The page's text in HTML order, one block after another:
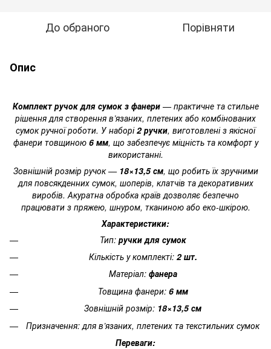
До обраного Порівняти
Опис
Комплект ручок для сумок з фанери— практичне та стильне
рішення для створення в’язаних, плетених або комбінованих
сумок ручної роботи. У наборі2 ручки, виготовлені з якісної
фанери товщиною 6 мм, що забезпечує міцність та комфорт у
використанні.
Зовнішній розмір ручок — 18×13,5 см, що робить їх зручними
для повсякденних сумок, шоперів, клатчів та декоративних
виробів. Акуратна обробка країв дозволяє безпечно
працювати з пряжею, шнуром, тканиною або еко-шкірою.
Характеристики:
Тип: ручки для сумок
Кількість у комплекті: 2 шт.
Матеріал: фанера
Товщина фанери: 6 мм
Зовнішній розмір: 18×13,5 см
Призначення: для в’язаних, плетених та текстильних сумок
Переваги: